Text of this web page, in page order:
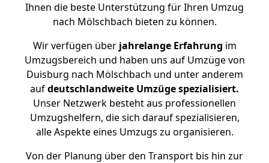
Ihnen die beste Unterstützung für Ihren Umzug
nach Mölschbach bieten zu können.
Wir verfügen überjahrelange Erfahrung im
Umzugsbereich und haben uns auf Umzüge von
Duisburg nach Mölschbach und unter anderem
aufdeutschlandweite Umzüge spezialisiert.
Unser Netzwerk besteht aus professionellen
Umzugshelfern, die sich darauf spezialisieren,
alle Aspekte eines Umzugs zu organisieren.
Von der Planung über den Transport bis hin zur